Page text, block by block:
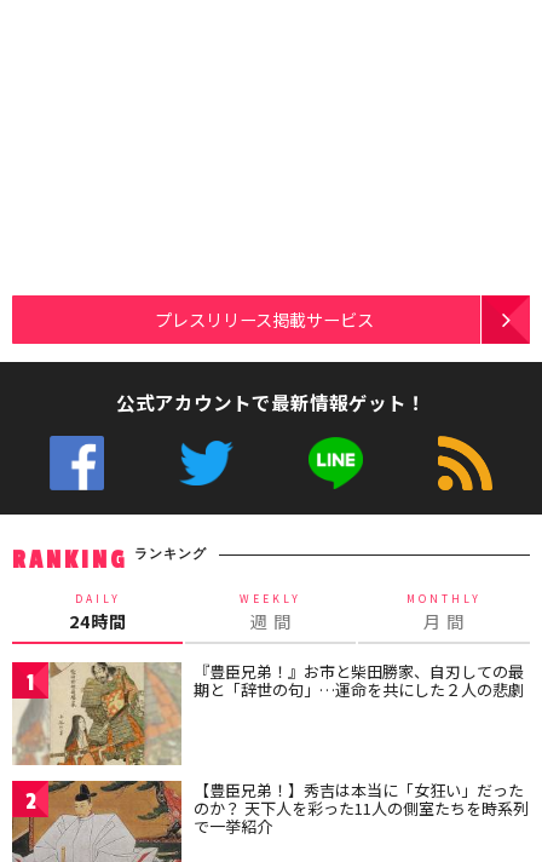
プレスリリース掲載サービス
公式アカウントで最新情報ゲット！
RANKING ランキング
DAILY
24時間
WEEKLY
週 間
MONTHLY
月 間
1 『豊臣兄弟！』お市と柴田勝家、自刃しての最
期と「辞世の句」…運命を共にした２人の悲劇
2 【豊臣兄弟！】秀吉は本当に「女狂い」だった
のか？ 天下人を彩った11人の側室たちを時系列
で一挙紹介